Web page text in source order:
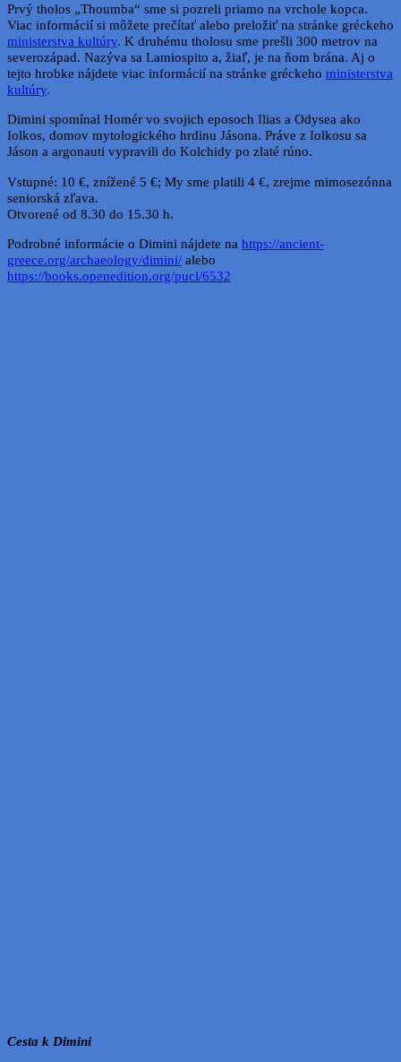
Prvý tholos „Thoumba“ sme si pozreli priamo na vrchole kopca.
Viac informácií si môžete prečítať alebo preložiť na stránke gréckeho
ministerstva kultúry. K druhému tholosu sme prešli 300 metrov na
severozápad. Nazýva sa Lamiospito a, žiaľ, je na ňom brána. Aj o
tejto hrobke nájdete viac informácií na stránke gréckeho ministerstva
kultúry.
Dimini spomínal Homér vo svojich eposoch Ilias a Odysea ako
Iolkos, domov mytologického hrdinu Jásona. Práve z Iolkosu sa
Jáson a argonauti vypravili do Kolchidy po zlaté rúno.
Vstupné: 10 €, znížené 5 €; My sme platili 4 €, zrejme mimosezónna
seniorská zľava.
Otvorené od 8.30 do 15.30 h.
Podrobné informácie o Dimini nájdete na https://ancient-
greece.org/archaeology/dimini/ alebo
https://books.openedition.org/pucl/6532
Cesta k Dimini